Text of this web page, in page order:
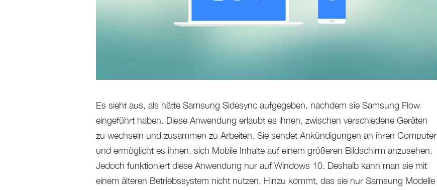
Es sieht aus, als hätte Samsung Sidesync aufgegeben, nachdem sie Samsung Flow
eingeführt haben. Diese Anwendung erlaubt es ihnen, zwischen verschiedene Geräten
zu wechseln und zusammen zu Arbeiten. Sie sendet Ankündigungen an ihren Computer
und ermöglicht es ihnen, sich Mobile Inhalte auf einem größeren Bildschirm anzusehen.
Jedoch funktioniert diese Anwendung nur auf Windows 10. Deshalb kann man sie mit
einem älteren Betriebssystem nicht nutzen. Hinzu kommt, das sie nur Samsung Modelle